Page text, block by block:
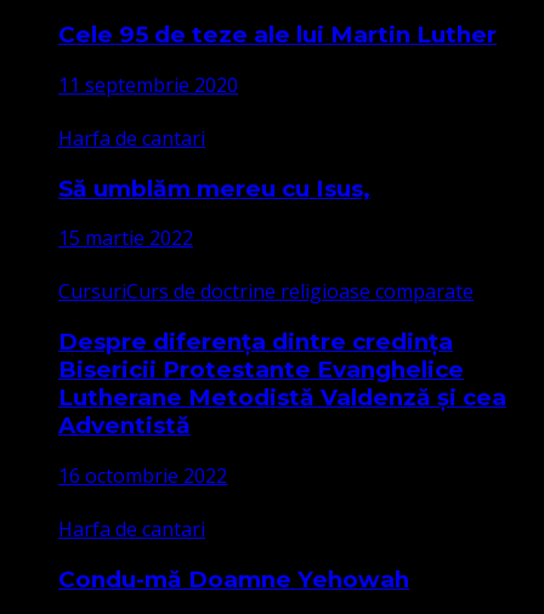
Cele 95 de teze ale lui Martin Luther
11 septembrie 2020
Harfa de cantari
Să umblăm mereu cu Isus,
15 martie 2022
CursuriCurs de doctrine religioase comparate
Despre diferența dintre credința
Bisericii Protestante Evanghelice
Lutherane Metodistă Valdenză și cea
Adventistă
16 octombrie 2022
Harfa de cantari
Condu-mă Doamne Yehowah